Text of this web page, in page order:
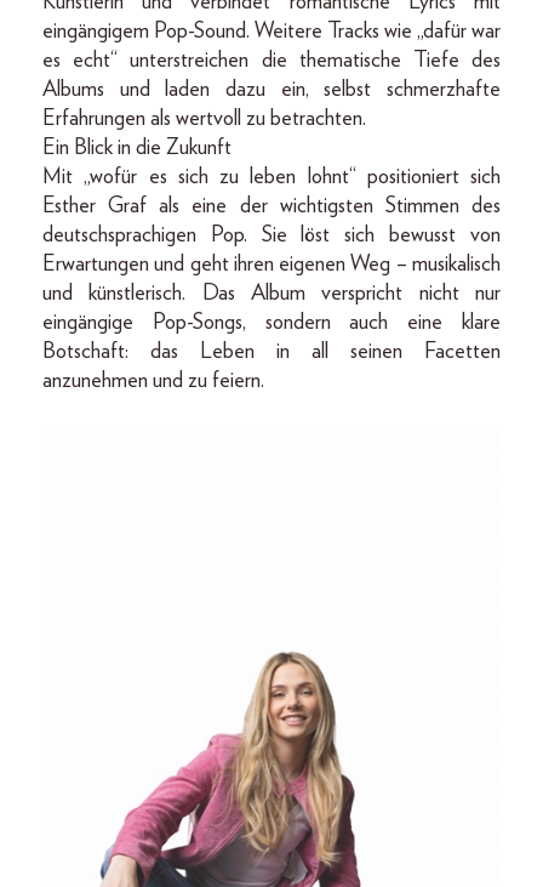
eingängigem Pop-Sound. Weitere Tracks wie „dafür war
es echt“ unterstreichen die thematische Tiefe des
Albums und laden dazu ein, selbst schmerzhafte
Erfahrungen als wertvoll zu betrachten.
Ein Blick in die Zukunft
Mit „wofür es sich zu leben lohnt“ positioniert sich
Esther Graf als eine der wichtigsten Stimmen des
deutschsprachigen Pop. Sie löst sich bewusst von
Erwartungen und geht ihren eigenen Weg – musikalisch
und künstlerisch. Das Album verspricht nicht nur
eingängige Pop-Songs, sondern auch eine klare
Botschaft: das Leben in all seinen Facetten
anzunehmen und zu feiern.